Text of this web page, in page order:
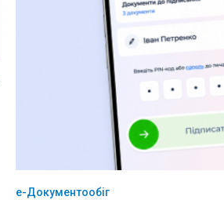
е-Документообіг